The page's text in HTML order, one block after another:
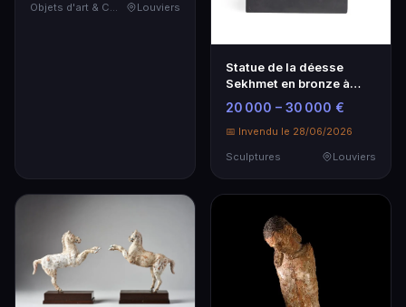
Objets d'art & Curiosités
Louviers
Statue de la déesse
Sekhmet en bronze à
patine brune - Égypte
Basse époque
20 000 – 30 000 €
📅 Invendu le 28/06/2026
Sculptures
Louviers